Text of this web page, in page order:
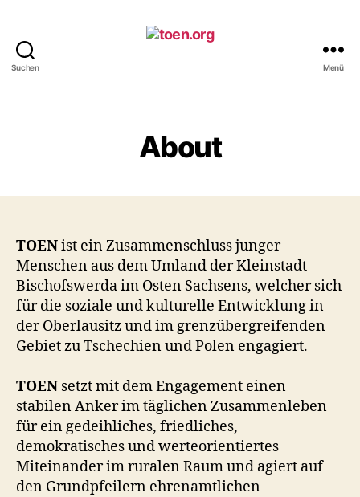
Suchen Menü
About
TOENist ein Zusammenschluss junger
Menschen aus dem Umland der Kleinstadt
Bischofswerda im Osten Sachsens, welcher sich
für die soziale und kulturelle Entwicklung in
der Oberlausitz und im grenzübergreifenden
Gebiet zu Tschechien und Polen engagiert.
TOEN setzt mit dem Engagement einen
stabilen Anker im täglichen Zusammenleben
für ein gedeihliches, friedliches,
demokratisches und werteorientiertes
Miteinander im ruralen Raum und agiert auf
den Grundpfeilern ehrenamtlichen